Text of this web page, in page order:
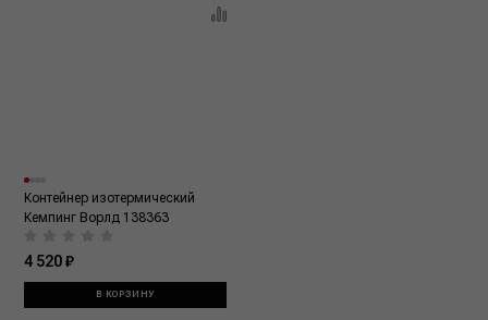
Контейнер изотермический
Кемпинг Ворлд 138363
4 520 ₽
В КОРЗИНУ